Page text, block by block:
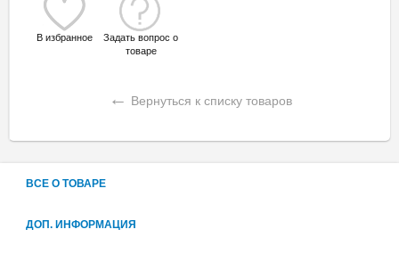
В избранное
Задать вопрос о
товаре
← Вернуться к списку товаров
ВСЕ О ТОВАРЕ
ДОП. ИНФОРМАЦИЯ